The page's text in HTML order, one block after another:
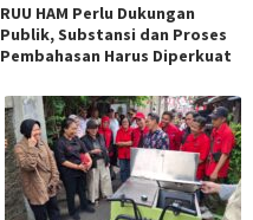
RUU HAM Perlu Dukungan
Publik, Substansi dan Proses
Pembahasan Harus Diperkuat